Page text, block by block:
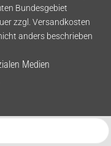
Bundesgebiet
zzgl. Versandkosten
anders beschrieben
Medien